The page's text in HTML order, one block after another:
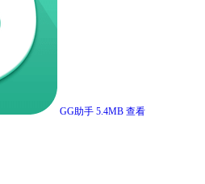
GG助手 5.4MB 查看